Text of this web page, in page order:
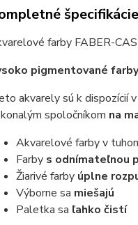
špecifikácie
farby FABER-
pigmentované farby
akvarely sú k dispozícií
spoločníkom na
Akvarelové farby v
Farby s odnímateľnou
Žiarivé farby úplne
Výborne sa miešajú
Paletka sa ľahko čistí